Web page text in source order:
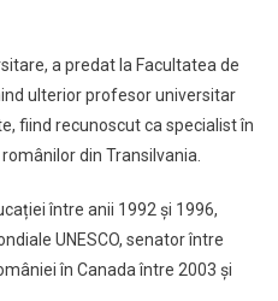
a predat la Facultatea de
ulterior profesor universitar
fiind recunoscut ca specialist în
din Transilvania.
între anii 1992 și 1996,
UNESCO, senator între
în Canada între 2003 și